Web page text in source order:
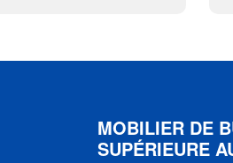
MOBILIER DE
SUPÉRIEURE